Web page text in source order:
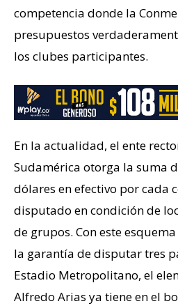
competencia donde la
presupuestos
los clubes participantes.
En la actualidad, el ente
Sudamérica otorga la suma
dólares en efectivo por cada
disputado en condición de
de grupos. Con este
la garantía de disputar tres
Estadio Metropolitano, el
Alfredo Arias ya tiene en el